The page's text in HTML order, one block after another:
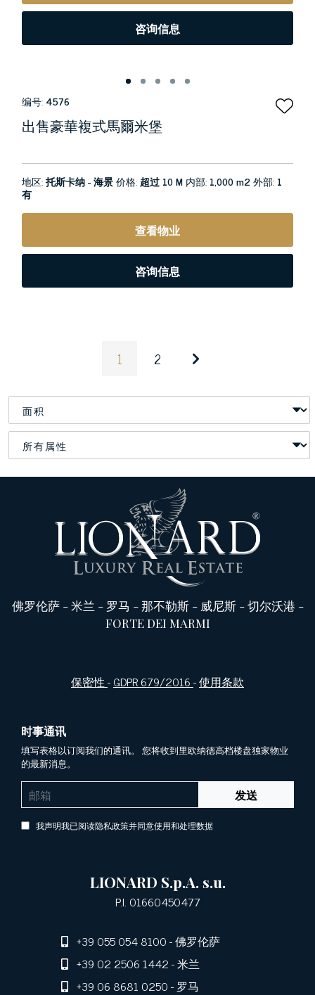
咨询信息
编号: 4576
出售豪華複式馬爾米堡
地区:托斯卡纳 - 海景价格: 超过 10 M 内部: 1,000 m2外部: 1
有
查看物业
咨询信息
1 2
佛罗伦萨-米兰 - 罗马 -那不勒斯- 威尼斯-切尔沃港 -
FORTE DEI MARMI
保密性-GDPR 679/2016-使用条款
时事通讯
填写表格以订阅我们的通讯。 您将收到里欧纳德高档楼盘独家物业
的最新消息。
发送
我声明我已阅读隐私政策并同意使用和处理数据
LIONARD S.p.A. s.u.
P.I. 01660450477
+39 055 054 8100- 佛罗伦萨
+39 02 2506 1442- 米兰
+39 06 8681 0250- 罗马